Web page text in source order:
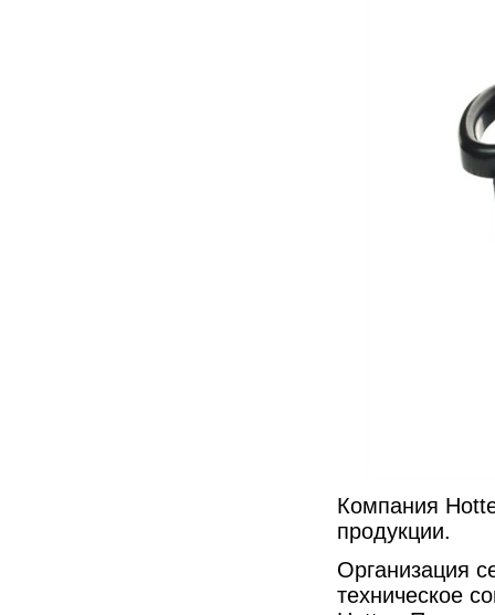
Компания
продукции.
Организация
техническое